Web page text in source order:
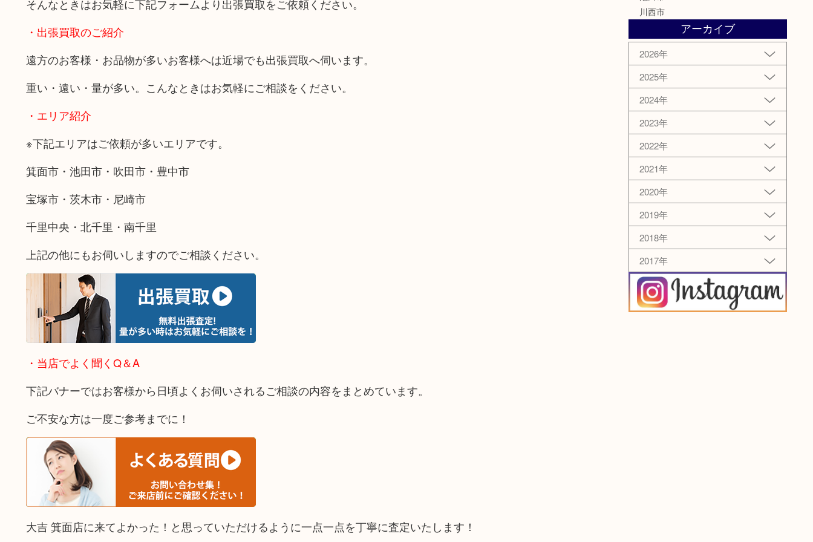
そんなときはお気軽に下記フォームより出張買取をご依頼ください。
・出張買取のご紹介
遠方のお客様・お品物が多いお客様へは近場でも出張買取へ伺います。
重い・遠い・量が多い。こんなときはお気軽にご相談をください。
・エリア紹介
※下記エリアはご依頼が多いエリアです。
箕面市・池田市・吹田市・豊中市
宝塚市・茨木市・尼崎市
千里中央・北千里・南千里
上記の他にもお伺いしますのでご相談ください。
・当店でよく聞くQ＆A
下記バナーではお客様から日頃よくお伺いされるご相談の内容をまとめています。
ご不安な方は一度ご参考までに！
大吉 箕面店に来てよかった！と思っていただけるように一点一点を丁寧に査定いたします！
川西市
アーカイブ
2026年
2025年
2024年
2023年
2022年
2021年
2020年
2019年
2018年
2017年